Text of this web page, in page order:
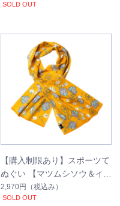
SOLD OUT
【購入制限あり】スポーツて
ぬぐい 【マツムシソウ＆イ
ワツメクサ】
2,970円 （税込み）
SOLD OUT